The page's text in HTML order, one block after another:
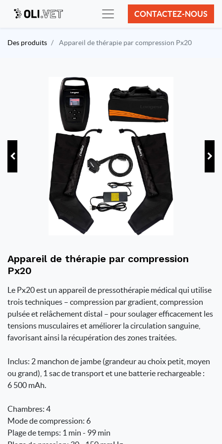
CONTACTEZ-NOUS
Des produits Appareil de thérapie par compression Px20
Appareil de thérapie par compression
Px20
Le Px20 est un appareil de pressothérapie médical qui utilise
trois techniques – compression par gradient, compression
pulsée et relâchement distal – pour soulager efficacement les
tensions musculaires et améliorer la circulation sanguine,
favorisant ainsi la récupération des zones traitées.
Inclus: 2 manchon de jambe (grandeur au choix petit, moyen
ou grand), 1 sac de transport et une batterie rechargeable :
6 500 mAh.
Chambres: 4
Mode de compression: 6
Plage de temps: 1 min - 99 min